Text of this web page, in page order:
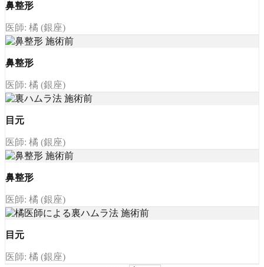
鼻整形
医師: 橘 (銀座)
鼻整形
医師: 橘 (銀座)
目元
医師: 橘 (銀座)
鼻整形
医師: 橘 (銀座)
目元
医師: 橘 (銀座)